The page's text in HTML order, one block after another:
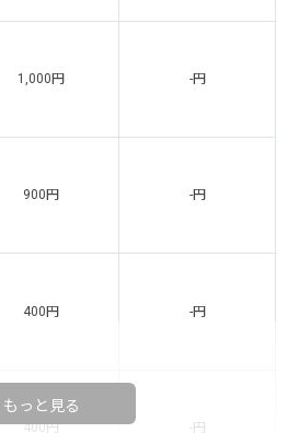
1,000円 -円
900円 -円
400円 -円
400円 -円
もっと見る